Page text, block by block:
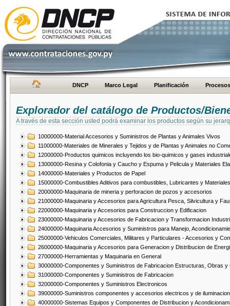
DNCP Marco Legal Planificación Procesos
Explorador del catálogo de Productos/
A través de esta sección usted podrá examinar los productos según su
10000000-Material Accesorios y Suministros de Plantas y Animales Vivos
11000000-Materiales de Minerales y Tejidos y de Plantas y Animales no
12000000-Productos quimicos incluyendo los bio-quimicos y gases
13000000-Resina y Colofonia y Caucho y Espuma y Pelicula y Materiales
14000000-Materiales y Productos de Papel
15000000-Combustibles Aditivos para combustibles, Lubricantes y
20000000-Maquinaria de mineria y perforacion de pozos y accesorios
21000000-Maquinaria y Accesorios para Agricultura Pesca, Silvicultura y
22000000-Maquinaria y Accesorios para Construccion y Edificacion
23000000-Maquinaria y Accesorios de Fabricacion y Transformacion
24000000-Maquinaria Accesorios y Suministros para Manejo,
25000000-Vehiculos Comerciales, Militares y Particulares - Accesorios y
26000000-Maquinaria y Accesorios para Generacion y Distribucion de
27000000-Herramientas y Maquinaria en General
30000000-Componentes y Suministros de Fabricacion Estructuras, Obras
31000000-Componentes y Suministros de Fabricacion
32000000-Componentes y Suministros Electronicos
39000000-Suministros componentes y accesorios electricos y de iluminacion
40000000-Sistemas Equipos y Componentes de Distribucion y